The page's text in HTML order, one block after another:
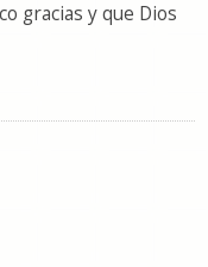
gracias y que Dios